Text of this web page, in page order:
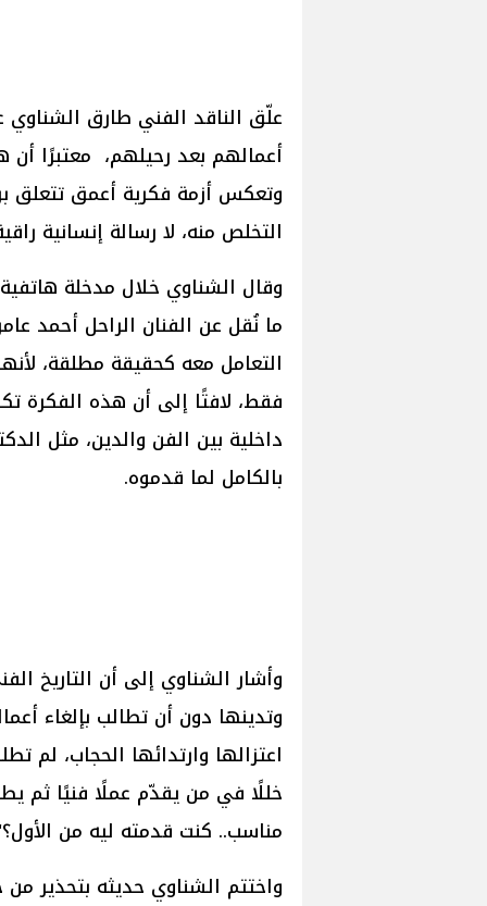
علّق الناقد الفني طارق
أعمالهم بعد رحيلهم، معتبرًا
وتعكس أزمة فكرية أعمق تتعلق
التخلص منه، لا رسالة إنسانية
وقال الشناوي خلال مدخلة هاتفية
ما نُقل عن الفنان الراحل أحمد
التعامل معه كحقيقة مطلقة،
فقط، لافتًا إلى أن هذه الفكرة
داخلية بين الفن والدين، مثل
بالكامل لما قدموه.
وأشار الشناوي إلى أن التاريخ
وتدينها دون أن تطالب بإلغاء
اعتزالها وارتدائها الحجاب، لم
خللًا في من يقدّم عملًا فنيًا ثم
مناسب.. كنت قدمته ليه من
واختتم الشناوي حديثه بتحذير